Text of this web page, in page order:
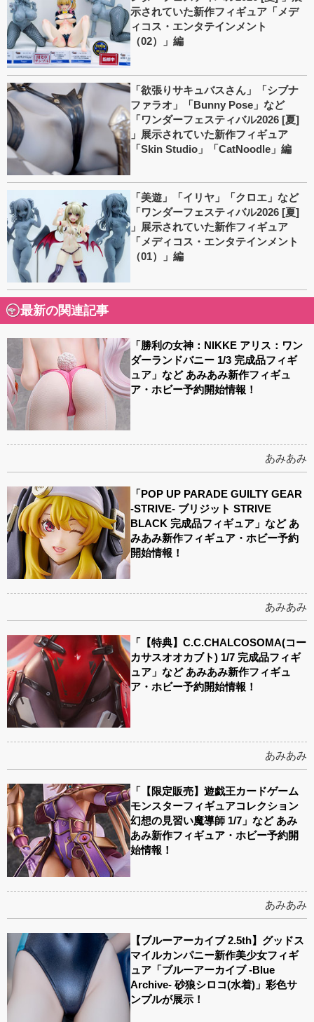
示されていた新作フィギュア「メデ
ィコス・エンタテインメント
（02）」編
「欲張りサキュバスさん」「シブナ
ファラオ」「Bunny Pose」など
「ワンダーフェスティバル2026 [夏]
」展示されていた新作フィギュア
「Skin Studio」「CatNoodle」編
「美遊」「イリヤ」「クロエ」など
「ワンダーフェスティバル2026 [夏]
」展示されていた新作フィギュア
「メディコス・エンタテインメント
（01）」編
最新の関連記事
「勝利の女神：NIKKE アリス：ワン
ダーランドバニー 1/3 完成品フィギ
ュア」など あみあみ新作フィギュ
ア・ホビー予約開始情報！
あみあみ
「POP UP PARADE GUILTY GEAR
-STRIVE- ブリジット STRIVE
BLACK 完成品フィギュア」など あ
みあみ新作フィギュア・ホビー予約
開始情報！
あみあみ
「【特典】C.C.CHALCOSOMA(コー
カサスオオカブト) 1/7 完成品フィギ
ュア」など あみあみ新作フィギュ
ア・ホビー予約開始情報！
あみあみ
「【限定販売】遊戯王カードゲーム
モンスターフィギュアコレクション
幻想の見習い魔導師 1/7」など あみ
あみ新作フィギュア・ホビー予約開
始情報！
あみあみ
【ブルーアーカイブ 2.5th】グッドス
マイルカンパニー新作美少女フィギ
ュア「ブルーアーカイブ -Blue
Archive- 砂狼シロコ(水着)」彩色サ
ンプルが展示！